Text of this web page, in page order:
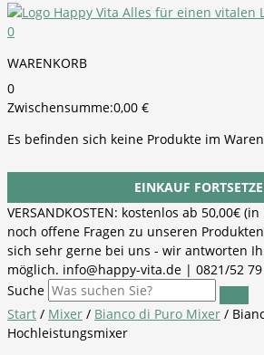
0
WARENKORB
0
Zwischensumme:0,00 €
Es befinden sich keine Produkte im
EINKAUF
VERSANDKOSTEN: kostenlos ab 50,00€
noch offene Fragen zu unseren
sich sehr gerne bei uns - wir antworten
möglich. info@happy-vita.de | 0821/52 79
Suche
Start / Mixer / Bianco di Puro Mixer /
Hochleistungsmixer